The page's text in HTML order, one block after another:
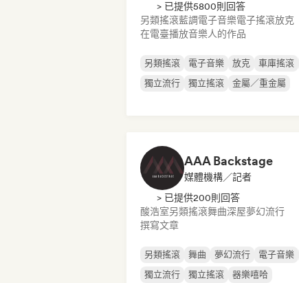
> 已提供5800則回答
另類搖滾藍調電子音樂電子搖滾放克
在電臺播放音樂人的作品
另類搖滾 電子音樂 放克 車庫搖滾
獨立流行
獨立搖滾 金屬／重金屬
AAA Backstage
媒體機構／記者
> 已提供200則回答
酸浩室另類搖滾舞曲深屋夢幻流行
撰寫文章
另類搖滾 舞曲 夢幻流行 電子音樂
獨立流行
獨立搖滾 器樂嘻哈